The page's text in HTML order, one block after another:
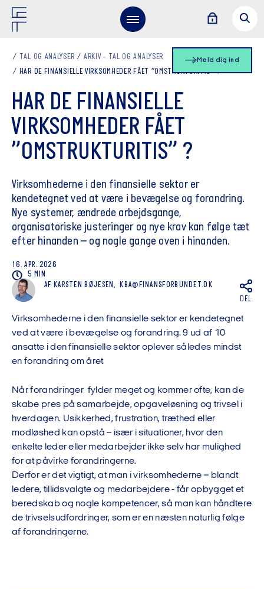
Meld dig ind
TAL OG ANALYSER
ARKIV - TAL OG ANALYSER
HAR DE FINANSIELLE VIRKSOMHEDER FÅET ”OMSTRUKTURITIS” ?
HAR DE FINANSIELLE
VIRKSOMHEDER FÅET
”OMSTRUKTURITIS” ?
Virksomhederne i den finansielle sektor er
kendetegnet ved at være i bevægelse og forandring.
Nye systemer, ændrede arbejdsgange,
organisatoriske justeringer og nye krav kan følge tæt
efter hinanden – og nogle gange oven i hinanden.
16. APR. 2026
5 MIN
AF KARSTEN BØJESEN,
KBA@FINANSFORBUNDET.DK
DEL
Virksomhederne i den finansielle sektor er kendetegnet
ved at være i bevægelse og forandring.9 ud af 10
ansatte i den finansielle sektor opleversåledes mindst
en forandring om året
Når forandringer fylder meget og kommer ofte, kan de
skabe pres på samarbejde, opgaveløsning og trivsel i
hverdagen. Usikkerhed, frustration, træthed eller
modløshed kan opstå – især i situationer, hvor den
enkelte leder eller medarbejder ikke selv har mulighed
for at påvirke forandringerne.
Derfor er det vigtigt, at man i virksomhederne – blandt
ledere, tillidsvalgte og medarbejdere - får opbygget et
beredskab og nogle kompetencer, så man kan håndtere
de trivselsudfordringer, som er en næsten naturlig følge
af forandringerne.